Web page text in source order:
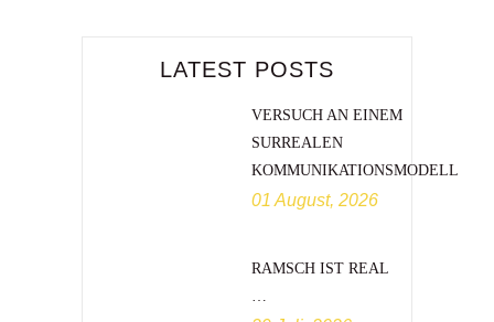
LATEST POSTS
VERSUCH AN EINEM
SURREALEN
KOMMUNIKATIONSMODELL
01 August, 2026
RAMSCH IST REAL
…